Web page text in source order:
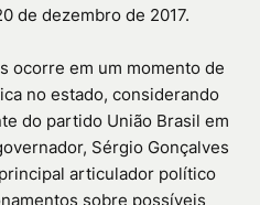
de dezembro de 2017.
ocorre em um momento de
no estado, considerando
do partido União Brasil em
Sérgio Gonçalves
articulador político
sobre possíveis